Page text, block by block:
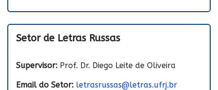
Setor de Letras Russas
Supervisor: Prof. Dr. Diego Leite de Oliveira
Email do Setor: letrasrussas@letras.ufrj.br